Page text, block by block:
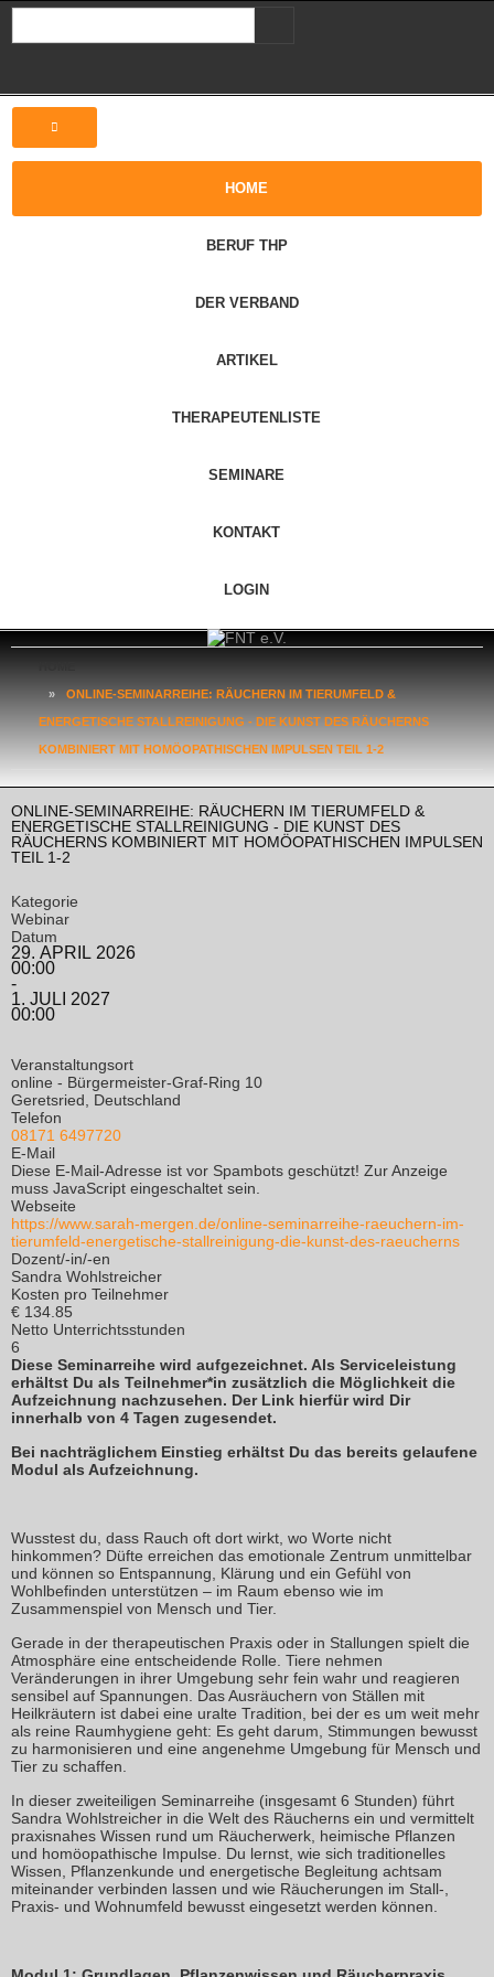
HOME
BERUF THP
DER VERBAND
ARTIKEL
THERAPEUTENLISTE
SEMINARE
KONTAKT
LOGIN
» ONLINE-SEMINARREIHE: RÄUCHERN IM TIERUMFELD &
ENERGETISCHE STALLREINIGUNG - DIE KUNST DES RÄUCHERNS
KOMBINIERT MIT HOMÖOPATHISCHEN IMPULSEN TEIL 1-2
ONLINE-SEMINARREIHE: RÄUCHERN IM TIERUMFELD &
ENERGETISCHE STALLREINIGUNG - DIE KUNST DES
RÄUCHERNS KOMBINIERT MIT HOMÖOPATHISCHEN IMPULSEN
TEIL 1-2
Kategorie
Webinar
Datum
29. APRIL 2026
00:00
-
1. JULI 2027
00:00
Veranstaltungsort
online - Bürgermeister-Graf-Ring 10
Geretsried, Deutschland
Telefon
08171 6497720
E-Mail
Diese E-Mail-Adresse ist vor Spambots geschützt! Zur Anzeige
muss JavaScript eingeschaltet sein.
Webseite
https://www.sarah-mergen.de/online-seminarreihe-raeuchern-im-
tierumfeld-energetische-stallreinigung-die-kunst-des-raeucherns
Dozent/-in/-en
Sandra Wohlstreicher
Kosten pro Teilnehmer
€ 134.85
Netto Unterrichtsstunden
6
Diese Seminarreihe wird aufgezeichnet. Als Serviceleistung
erhältst Du als Teilnehmer*in zusätzlich die Möglichkeit die
Aufzeichnung nachzusehen. Der Link hierfür wird Dir
innerhalb von 4 Tagen zugesendet.
Bei nachträglichem Einstieg erhältst Du das bereits gelaufene
Modul als Aufzeichnung.
Wusstest du, dass Rauch oft dort wirkt, wo Worte nicht
hinkommen? Düfte erreichen das emotionale Zentrum unmittelbar
und können so Entspannung, Klärung und ein Gefühl von
Wohlbefinden unterstützen – im Raum ebenso wie im
Zusammenspiel von Mensch und Tier.
Gerade in der therapeutischen Praxis oder in Stallungen spielt die
Atmosphäre eine entscheidende Rolle. Tiere nehmen
Veränderungen in ihrer Umgebung sehr fein wahr und reagieren
sensibel auf Spannungen. Das Ausräuchern von Ställen mit
Heilkräutern ist dabei eine uralte Tradition, bei der es um weit mehr
als reine Raumhygiene geht: Es geht darum, Stimmungen bewusst
zu harmonisieren und eine angenehme Umgebung für Mensch und
Tier zu schaffen.
In dieser zweiteiligen Seminarreihe (insgesamt 6 Stunden) führt
Sandra Wohlstreicher in die Welt des Räucherns ein und vermittelt
praxisnahes Wissen rund um Räucherwerk, heimische Pflanzen
und homöopathische Impulse. Du lernst, wie sich traditionelles
Wissen, Pflanzenkunde und energetische Begleitung achtsam
miteinander verbinden lassen und wie Räucherungen im Stall-,
Praxis- und Wohnumfeld bewusst eingesetzt werden können.